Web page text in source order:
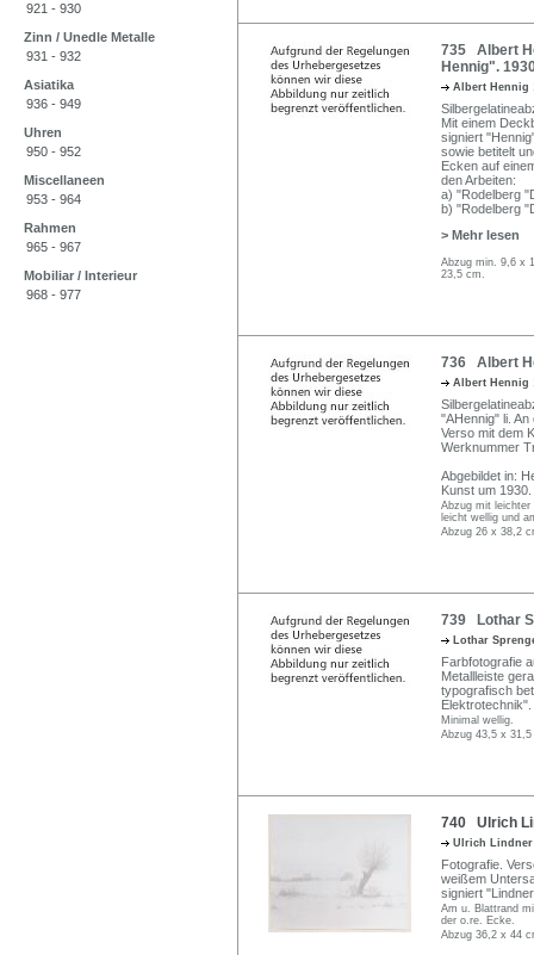
921 - 930
Zinn / Unedle Metalle
931 - 932
Asiatika
936 - 949
Uhren
950 - 952
Miscellaneen
953 - 964
Rahmen
965 - 967
Mobiliar / Interieur
968 - 977
735 Albert
Hennig".
Albert Hennig
Mit einem
signiert
sowie betitelt
Ecken auf
den Arbeiten:
a) "Rodelberg
b) "Rodelberg
> Mehr lesen
Abzug min. 9,6 x
23,5 cm.
736 Albert
Albert Hennig
"AHennig" li.
Verso mit dem
Werknummer
Abgebildet in:
Kunst um
Abzug mit leichter
leicht wellig und
Abzug 26 x 38,2
739 Lothar
Lothar
Farbfotografie
Metallleiste
typografisch
Elektrotechnik".
Minimal wellig.
Abzug 43,5 x
740 Ulrich
Ulrich
Fotografie.
weißem
signiert
Am u. Blattrand
der o.re. Ecke.
Abzug 36,2 x 44